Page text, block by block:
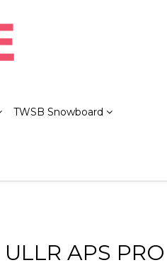
TWSB Snowboard
ULLR APS